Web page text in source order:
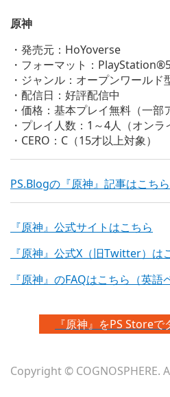
原神
・発売元：HoYoverse
・フォーマット：
・ジャンル：オープンワールド
・配信日：好評配信中
・価格：基本プレイ無料（一部
・プレイ人数：1～4人（オンラ
・CERO：C（15才以上対象）
PS.Blogの『原神』記事はこちら
『原神』公式サイトはこちら
『原神』公式X（旧Twitter）は
『原神』のFAQはこちら（英語
『原神』をPS Store
Copyright © COGNOSPHERE.